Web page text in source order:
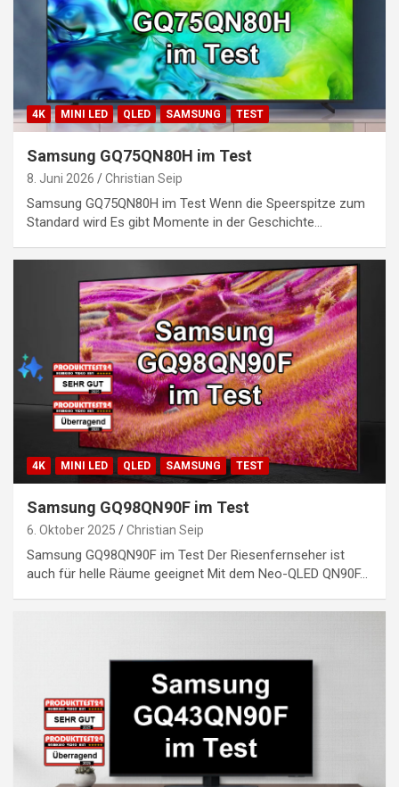
4K MINI LED QLED SAMSUNG TEST
Samsung GQ75QN80H im Test
8. Juni 2026 Christian Seip
Samsung GQ75QN80H im Test Wenn die Speerspitze zum
Standard wird Es gibt Momente in der Geschichte…
4K MINI LED QLED SAMSUNG TEST
Samsung GQ98QN90F im Test
6. Oktober 2025 Christian Seip
Samsung GQ98QN90F im Test Der Riesenfernseher ist
auch für helle Räume geeignet Mit dem Neo-QLED QN90F…